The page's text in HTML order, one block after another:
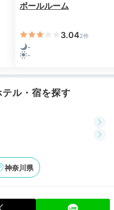
屋で寛いだり、ホテル1
ボールルーム
3.042件
-
-
ル・宿を探す
神奈川県